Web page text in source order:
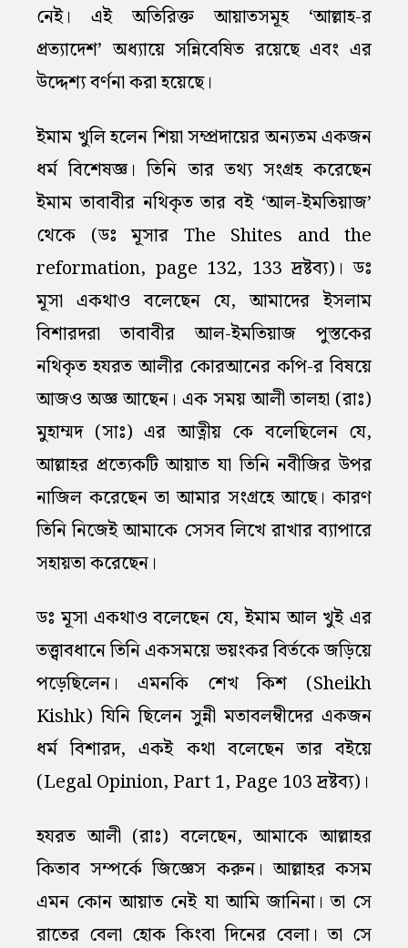
নেই। এই অতিরিক্ত আয়াতসমূহ ‘আল্লাহ-র
প্রত্যাদেশ’ অধ্যায়ে সন্নিবেষিত রয়েছে এবং এর
উদ্দেশ্য বর্ণনা করা হয়েছে।
ইমাম খুলি হলেন শিয়া সম্প্রদায়ের অন্যতম একজন
ধর্ম বিশেষজ্ঞ। তিনি তার তথ্য সংগ্রহ করেছেন
ইমাম তাবাবীর নথিকৃত তার বই ‘আল-ইমতিয়াজ’
থেকে (ডঃ মূসার The Shites and the
reformation, page 132, 133 দ্রষ্টব্য)। ডঃ
মূসা একথাও বলেছেন যে, আমাদের ইসলাম
বিশারদরা তাবাবীর আল-ইমতিয়াজ পুস্তকের
নথিকৃত হযরত আলীর কোরআনের কপি-র বিষয়ে
আজও অজ্ঞ আছেন। এক সময় আলী তালহা (রাঃ)
মুহাম্মদ (সাঃ) এর আত্নীয় কে বলেছিলেন যে,
আল্লাহর প্রত্যেকটি আয়াত যা তিনি নবীজির উপর
নাজিল করেছেন তা আমার সংগ্রহে আছে। কারণ
তিনি নিজেই আমাকে সেসব লিখে রাখার ব্যাপারে
সহায়তা করেছেন।
ডঃ মূসা একথাও বলেছেন যে, ইমাম আল খুই এর
তত্ত্বাবধানে তিনি একসময়ে ভয়ংকর বির্তকে জড়িয়ে
পড়েছিলেন। এমনকি শেখ কিশ (Sheikh
Kishk) যিনি ছিলেন সুন্নী মতাবলম্বীদের একজন
ধর্ম বিশারদ, একই কথা বলেছেন তার বইয়ে
(Legal Opinion, Part 1, Page 103 দ্রষ্টব্য)।
হযরত আলী (রাঃ) বলেছেন, আমাকে আল্লাহর
কিতাব সম্পর্কে জিজ্ঞেস করুন। আল্লাহর কসম
এমন কোন আয়াত নেই যা আমি জানিনা। তা সে
রাতের বেলা হোক কিংবা দিনের বেলা। তা সে